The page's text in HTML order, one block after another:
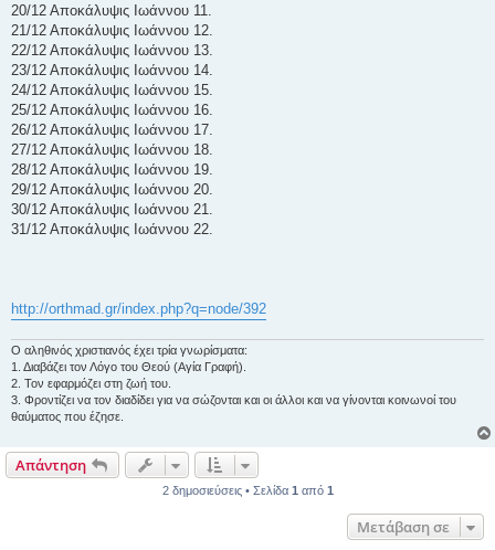
20/12 Αποκάλυψις Ιωάννου 11.
21/12 Αποκάλυψις Ιωάννου 12.
22/12 Αποκάλυψις Ιωάννου 13.
23/12 Αποκάλυψις Ιωάννου 14.
24/12 Αποκάλυψις Ιωάννου 15.
25/12 Αποκάλυψις Ιωάννου 16.
26/12 Αποκάλυψις Ιωάννου 17.
27/12 Αποκάλυψις Ιωάννου 18.
28/12 Αποκάλυψις Ιωάννου 19.
29/12 Αποκάλυψις Ιωάννου 20.
30/12 Αποκάλυψις Ιωάννου 21.
31/12 Αποκάλυψις Ιωάννου 22.
http://orthmad.gr/index.php?q=node/392
Ο αληθινός χριστιανός έχει τρία γνωρίσματα:
1. Διαβάζει τον Λόγο του Θεού (Αγία Γραφή).
2. Τον εφαρμόζει στη ζωή του.
3. Φροντίζει να τον διαδίδει για να σώζονται και οι άλλοι και να γίνονται κοινωνοί του
θαύματος που έζησε.
Απάντηση
2 δημοσιεύσεις • Σελίδα 1από 1
Μετάβαση σε